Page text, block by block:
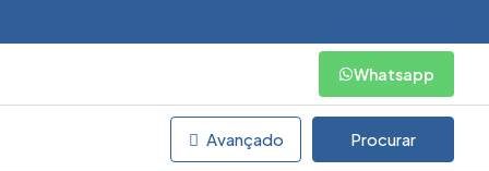
Whatsapp
Avançado Procurar